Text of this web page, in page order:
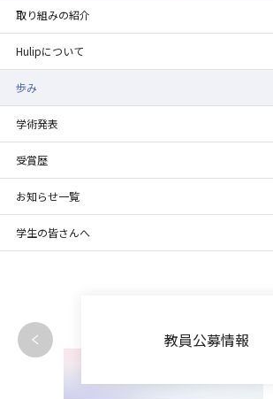
取り組みの紹介
Hulipについて
歩み
学術発表
受賞歴
お知らせ一覧
学生の皆さんへ
教員公募情報